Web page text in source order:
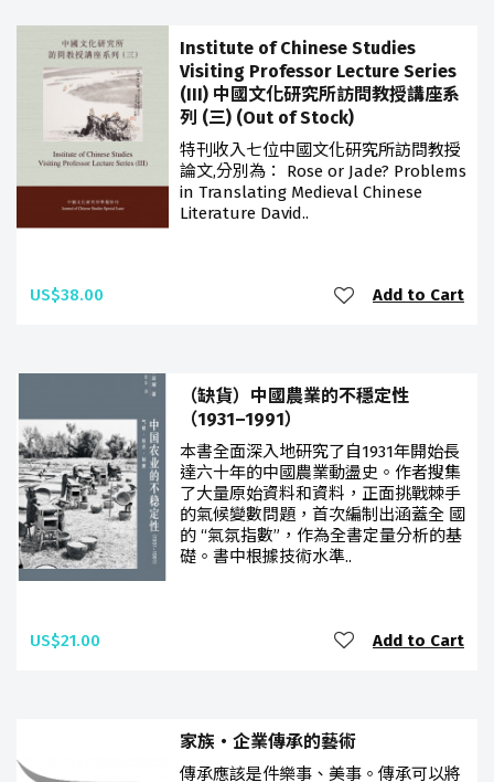
Institute of Chinese Studies
Visiting Professor Lecture Series
(III) 中國文化研究所訪問教授講座系
列 (三) (Out of Stock)
特刊收入七位中國文化研究所訪問教授
論文,分別為： Rose or Jade? Problems
in Translating Medieval Chinese
Literature David..
US$38.00 Add to Cart
（缺貨）中國農業的不穩定性
（1931–1991）
本書全面深入地研究了自1931年開始長
達六十年的中國農業動盪史。作者搜集
了大量原始資料和資料，正面挑戰棘手
的氣候變數問題，首次編制出涵蓋全 國
的 “氣氛指數”，作為全書定量分析的基
礎。書中根據技術水準..
US$21.00 Add to Cart
家族‧企業傳承的藝術
傳承應該是件樂事、美事。傳承可以將